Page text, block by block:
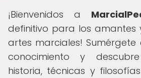
¡Bienvenidos a
definitivo para los amantes
artes marciales!
conocimiento y
historia, técnicas y